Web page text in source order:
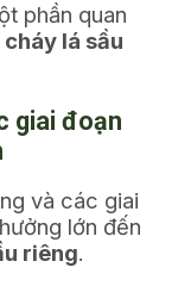
phần quan
cháy lá sầu
giai đoạn
và các giai
lớn đến
riêng.